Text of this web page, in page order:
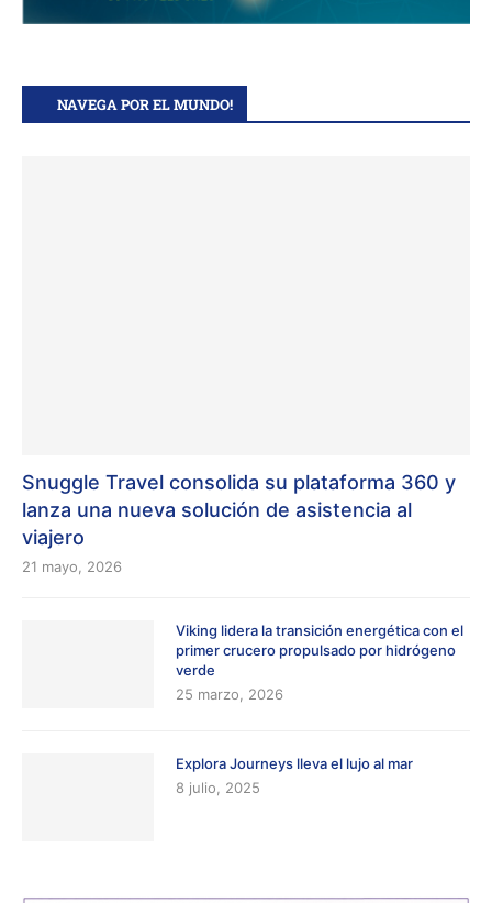
NAVEGA POR EL MUNDO!
Snuggle Travel consolida su plataforma 360 y
lanza una nueva solución de asistencia al
viajero
21 mayo, 2026
Viking lidera la transición energética con el
primer crucero propulsado por hidrógeno
verde
25 marzo, 2026
Explora Journeys lleva el lujo al mar
8 julio, 2025